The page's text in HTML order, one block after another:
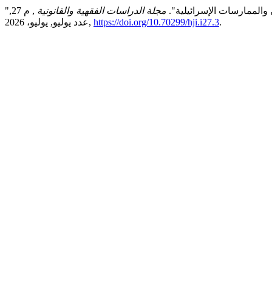
الإسرائيلية". مجلة الدراسات الفقهية والقانونية
, م 27,
عدد يوليو, يوليو، 2026, https://doi.org/10.70299/hji.i27.3.